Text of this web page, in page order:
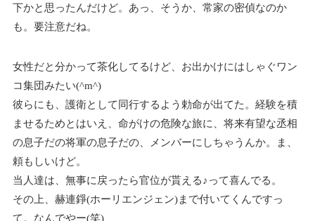
下かと思ったんだけど。あっ、そうか、常家の密偵なのか
も。要注意だね。
女性だと分かって茶化してるけど、お出かけにはしゃぐワン
コ集団みたい(^m^)
彼らにも、護衛として同行するよう勅命が出てた。経験を積
ませるためとはいえ、命がけの危険な旅に、将来有望な丞相
の息子だの将軍の息子だの、メンバーにしちゃうんか。ま、
頼もしいけど。
当人達は、無事に戻ったら官位が貰える♪って喜んでる。
その上、赫連錚(ホーリエンジェン)まで付いてくんですっ
て。なんでやー(笑)